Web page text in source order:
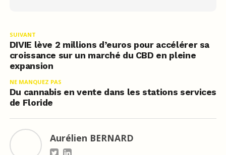
SUIVANT
DIVIE lève 2 millions d’euros pour accélérer sa
croissance sur un marché du CBD en pleine
expansion
NE MANQUEZ PAS
Du cannabis en vente dans les stations services
de Floride
Aurélien BERNARD